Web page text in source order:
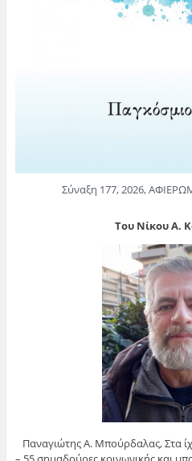
Σύναξη 177, 2026,
Του Νίκου Α.
Παναγιώτης Α. Μπούρδαλας, Στα